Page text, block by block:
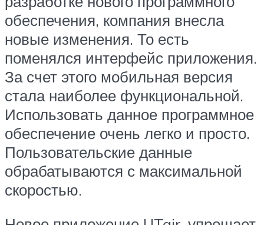
обеспечения, компания внесла
новые изменения. То есть
поменялся интерфейс приложения.
За счет этого мобильная версия
стала наиболее функциональной.
Использовать данное программное
обеспечение очень легко и просто.
Пользовательские данные
обрабатываются с максимальной
скоростью.